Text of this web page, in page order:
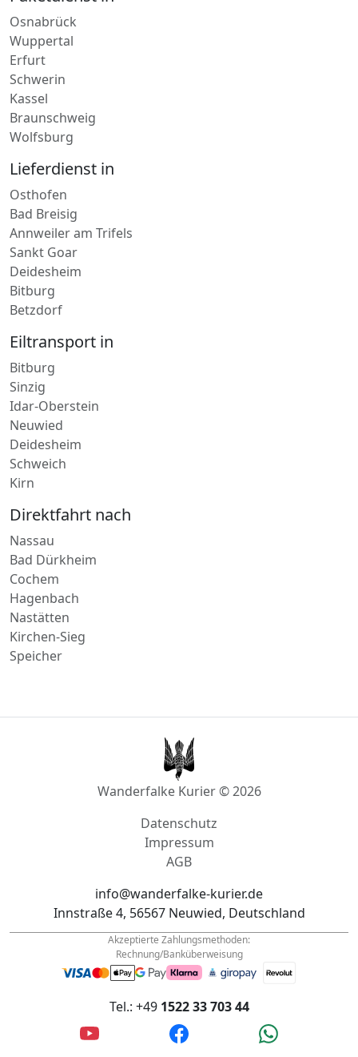
Paketdienst in
Osnabrück
Wuppertal
Erfurt
Schwerin
Kassel
Braunschweig
Lieferdienst in
Osthofen
Bad Breisig
Annweiler am Trifels
Sankt Goar
Deidesheim
Bitburg
Eiltransport in
Bitburg
Sinzig
Idar-Oberstein
Neuwied
Deidesheim
Schweich
Direktfahrt nach
Nassau
Bad Dürkheim
Cochem
Hagenbach
Nastätten
Kirchen-Sieg
Datenschutz
Impressum
info@wanderfalke-kurier.de
Innstraße 4, 56567 Neuwied, Deutschland
Akzeptierte Zahlungsmethoden:
Rechnung/Banküberweisung
1522 33 703 44